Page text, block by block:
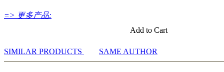
4.d4 g5 5.h4 g4 6.Sg1 Lh6 7.Sc3 c6 8.Sge2 Df6 9.g3 fxg3
2...d5 - Falkbeer-Gegengambit
=> 更多产品:
Add to Cart
SIMILAR PRODUCTS SAME AUTHOR